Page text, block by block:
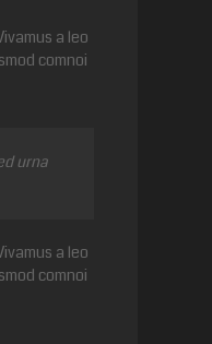
a leo
comnoi
urna
a leo
comnoi